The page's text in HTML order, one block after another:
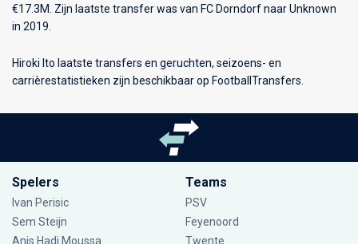
€17.3M. Zijn laatste transfer was van FC Dorndorf naar Unknown
in 2019.
Hiroki Ito laatste transfers en geruchten, seizoens- en
carrièrestatistieken zijn beschikbaar op FootballTransfers.
Spelers
Ivan Perisic
Sem Steijn
Anis Hadj Moussa
Teams
PSV
Feyenoord
Twente